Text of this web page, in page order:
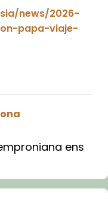
news/2026-
papa-viaje-
ens
Tortosa, ha